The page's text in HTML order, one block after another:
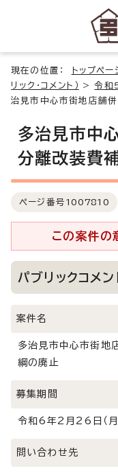
現在の位置： トップペー
リック・コメント）
>令和
治見市中心市街地店舗
多治見市中
分離改装費
ページ番号 1007810
この案件の
パブリックコメ
案件名
多治見市中心市街地
綱の廃止
募集期間
令和6年2月26日（月
問い合わせ先